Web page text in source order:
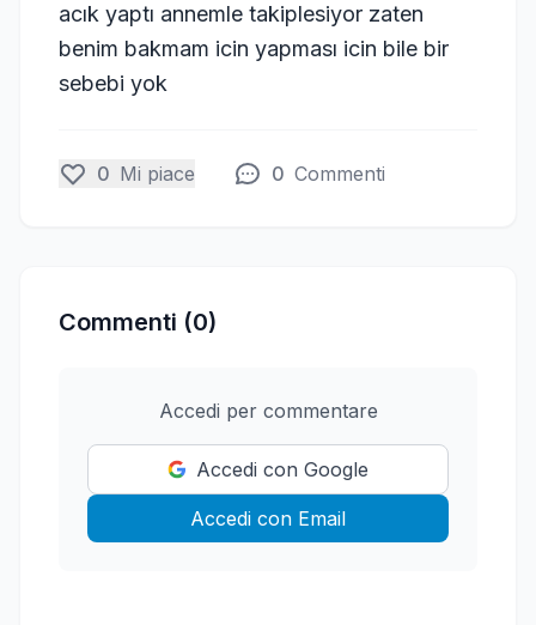
acık yaptı annemle takiplesiyor zaten
benim bakmam icin yapması icin bile bir
sebebi yok
0 Mi piace 0 Commenti
Commenti (0)
Accedi per commentare
Accedi con Google
Accedi con Email